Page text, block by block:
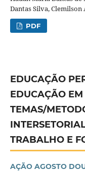
Dantas Silva,
PDF
EDUCAÇÃO
EDUCAÇÃO
TEMAS/
TRABALHO E
AÇÃO AGOSTO